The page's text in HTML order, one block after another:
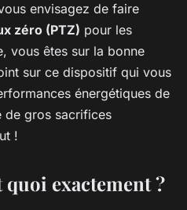
envisagez de faire
zéro (PTZ) pour les
vous êtes sur la bonne
sur ce dispositif qui vous
énergétiques de
de gros sacrifices
!
exactement ?